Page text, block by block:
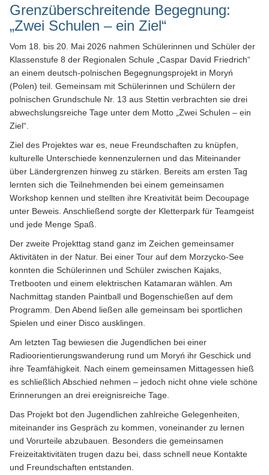
Grenzüberschreitende Begegnung:
„Zwei Schulen – ein Ziel“
Vom 18. bis 20. Mai 2026 nahmen Schülerinnen und Schüler der
Klassenstufe 8 der Regionalen Schule „Caspar David Friedrich“
an einem deutsch-polnischen Begegnungsprojekt in Moryń
(Polen) teil. Gemeinsam mit Schülerinnen und Schülern der
polnischen Grundschule Nr. 13 aus Stettin verbrachten sie drei
abwechslungsreiche Tage unter dem Motto „Zwei Schulen – ein
Ziel“.
Ziel des Projektes war es, neue Freundschaften zu knüpfen,
kulturelle Unterschiede kennenzulernen und das Miteinander
über Ländergrenzen hinweg zu stärken. Bereits am ersten Tag
lernten sich die Teilnehmenden bei einem gemeinsamen
Workshop kennen und stellten ihre Kreativität beim Decoupage
unter Beweis. Anschließend sorgte der Kletterpark für Teamgeist
und jede Menge Spaß.
Der zweite Projekttag stand ganz im Zeichen gemeinsamer
Aktivitäten in der Natur. Bei einer Tour auf dem Morzycko-See
konnten die Schülerinnen und Schüler zwischen Kajaks,
Tretbooten und einem elektrischen Katamaran wählen. Am
Nachmittag standen Paintball und Bogenschießen auf dem
Programm. Den Abend ließen alle gemeinsam bei sportlichen
Spielen und einer Disco ausklingen.
Am letzten Tag bewiesen die Jugendlichen bei einer
Radioorientierungswanderung rund um Moryń ihr Geschick und
ihre Teamfähigkeit. Nach einem gemeinsamen Mittagessen hieß
es schließlich Abschied nehmen – jedoch nicht ohne viele schöne
Erinnerungen an drei ereignisreiche Tage.
Das Projekt bot den Jugendlichen zahlreiche Gelegenheiten,
miteinander ins Gespräch zu kommen, voneinander zu lernen
und Vorurteile abzubauen. Besonders die gemeinsamen
Freizeitaktivitäten trugen dazu bei, dass schnell neue Kontakte
und Freundschaften entstanden.